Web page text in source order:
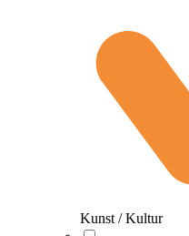
Kunst / Kultur